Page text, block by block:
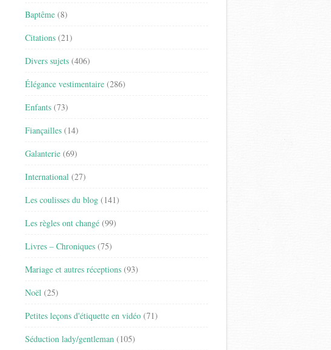
Baptême (8)
Citations (21)
Divers sujets (406)
Élégance vestimentaire (286)
Enfants (73)
Fiançailles (14)
Galanterie (69)
International (27)
Les coulisses du blog (141)
Les règles ont changé (99)
Livres – Chroniques (75)
Mariage et autres réceptions (93)
Noël (25)
Petites leçons d'étiquette en vidéo (71)
Séduction lady/gentleman (105)